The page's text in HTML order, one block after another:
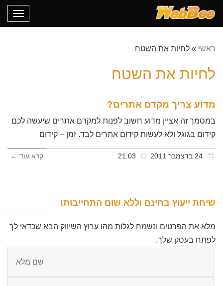
ראשי » לחיות את השטח
לחיות את השטח
מדוע צריך מקדם אתרים?
במסמך זה אציין מדוע חשוב לפנות למקדם אתרים שיעשה לכם
קידום בגוגל ולא לעשות קידום אתרים לבד. זמן – קידום
קרא עוד ←
שיחת ייעוץ בחינם וללא שום התחייבות!
מלא את הפרטים ונשמח לגלות מהו ערוץ השיווק הבא שכדאי לך
לפתח בעסק שלך.